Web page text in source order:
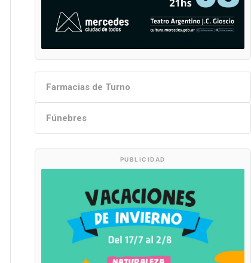
Farmacias de Turno
Fúnebres
PUBLICIDAD